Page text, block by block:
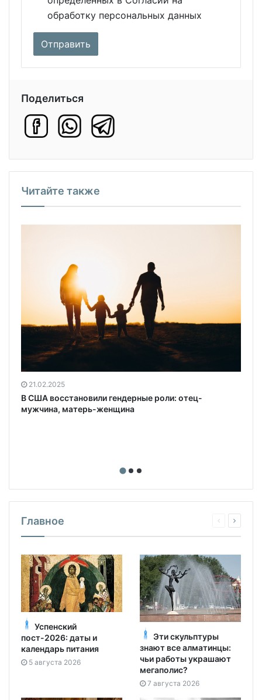
обработку персональных данных
Поделиться
Читайте также
21.02.2025
В США восстановили гендерные роли: отец-
мужчина, матерь-женщина
Главное
Успенский
пост-2026: даты и
календарь питания
5 августа 2026
Эти скульптуры
знают все алматинцы:
чьи работы украшают
мегаполис?
7 августа 2026